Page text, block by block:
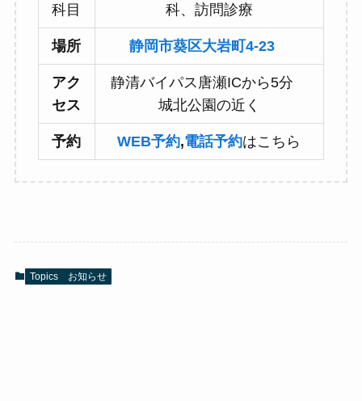
科目
科、訪問診療
場所 静岡市葵区大岩町4-23
アク
セス
静清バイパス唐瀬ICから5分
城北公園の近く
予約 WEB予約,電話予約はこちら
Topics お知らせ